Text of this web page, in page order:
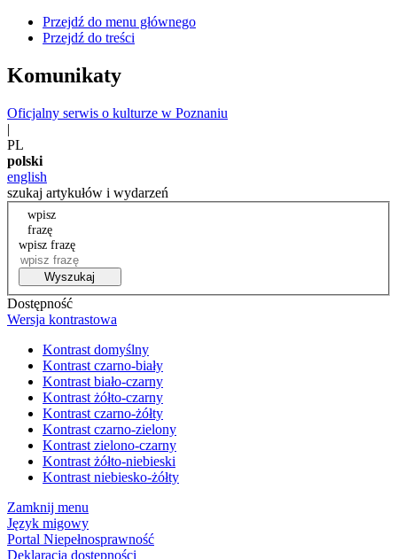
Przejdź do menu głównego
Przejdź do treści
Komunikaty
Oficjalny serwis o kulturze w Poznaniu
|
PL
polski
english
szukaj artykułów i wydarzeń
wpisz
frazę
wpisz frazę
Wyszukaj
Dostępność
Wersja kontrastowa
Kontrast domyślny
Kontrast czarno-biały
Kontrast biało-czarny
Kontrast żółto-czarny
Kontrast czarno-żółty
Kontrast czarno-zielony
Kontrast zielono-czarny
Kontrast żółto-niebieski
Kontrast niebiesko-żółty
Zamknij menu
Język migowy
Portal Niepełnosprawność
Deklaracja dostępności